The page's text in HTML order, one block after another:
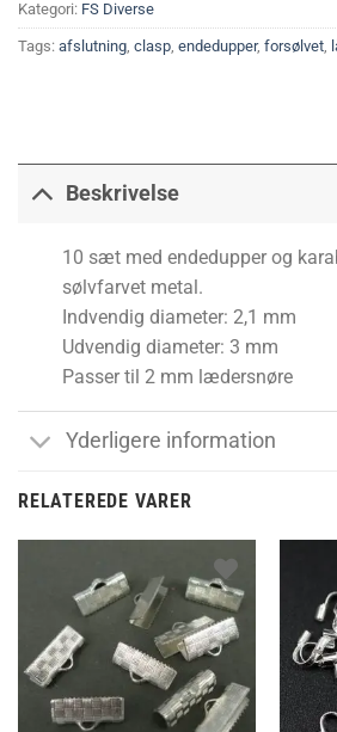
Kategori: FS Diverse
Tags: afslutning clasp endedupper, forsølvet
Beskrivelse
10 sæt med endedupper og
sølvfarvet metal.
Indvendig diameter: 2,1 mm
Udvendig diameter: 3 mm
Passer til 2 mm lædersnøre
Yderligere information
RELATEREDE VARER